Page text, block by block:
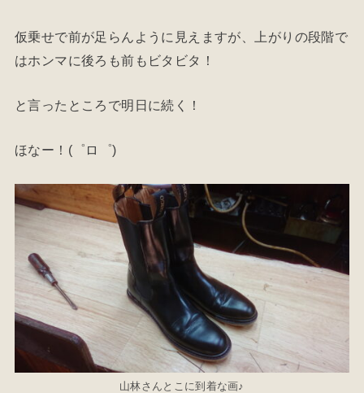
仮乗せで前が足らんように見えますが、上がりの段階で
はホンマに後ろも前もビタビタ！
と言ったところで明日に続く！
ほなー！(゜ロ゜)
山林さんとこに到着な画♪